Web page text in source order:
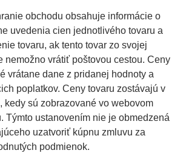
obchodu obsahuje informácie o
uvedenia cien jednotlivého tovaru a
tovaru, ak tento tovar zo svojej
nemožno vrátiť poštovou cestou. Ceny
vrátane dane z pridanej hodnoty a
poplatkov. Ceny tovaru zostávajú v
kedy sú zobrazované vo webovom
Týmto ustanovením nie je obmedzená
uzatvoriť kúpnu zmluvu za
podmienok.